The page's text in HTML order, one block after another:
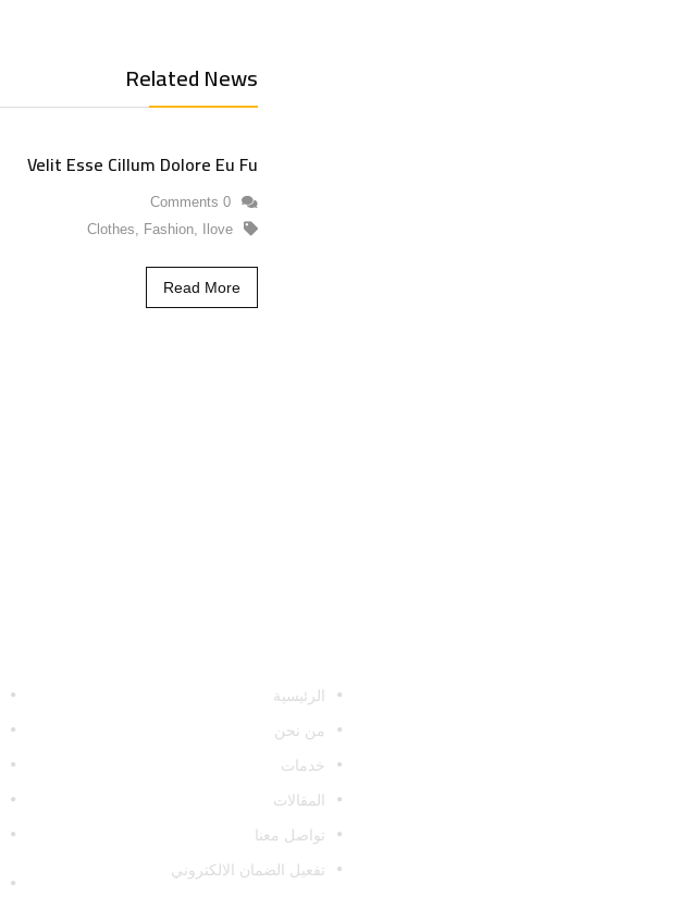
Related News
Velit Esse Cillum Dolore Eu Fu
0 Comments
Clothes, Fashion, Ilove
Read More
الرئيسية
من نحن
خدمات
المقالات
تواصل معنا
تفعيل الضمان الالكتروني